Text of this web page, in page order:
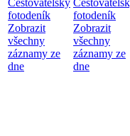
fotodeník
Zobrazit
všechny
záznamy ze
dne
fotodeník
Zobrazit
všechny
záznamy ze
dne